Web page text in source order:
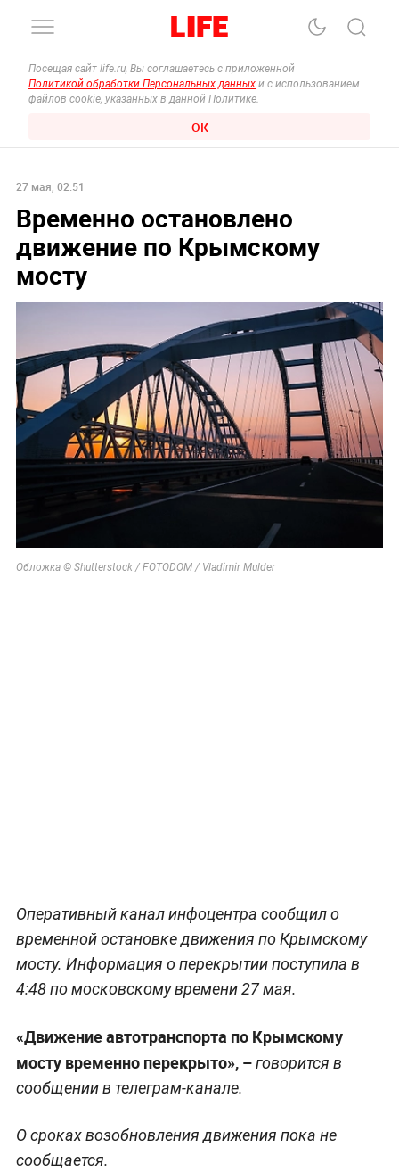
Посещая сайт life.ru, Вы соглашаетесь с приложенной
Политикой обработки Персональных данных и с использованием
файлов cookie, указанных в данной Политике.
ОК
27 мая, 02:51
Временно остановлено
движение по Крымскому
мосту
Обложка © Shutterstock / FOTODOM / Vladimir Mulder
Оперативный канал инфоцентра сообщил о
временной остановке движения по Крымскому
мосту. Информация о перекрытии поступила в
4:48 по московскому времени 27 мая.
«Движение автотранспорта по Крымскому
мосту временно перекрыто», –говорится в
сообщении в телеграм-канале.
О сроках возобновления движения пока не
сообщается.